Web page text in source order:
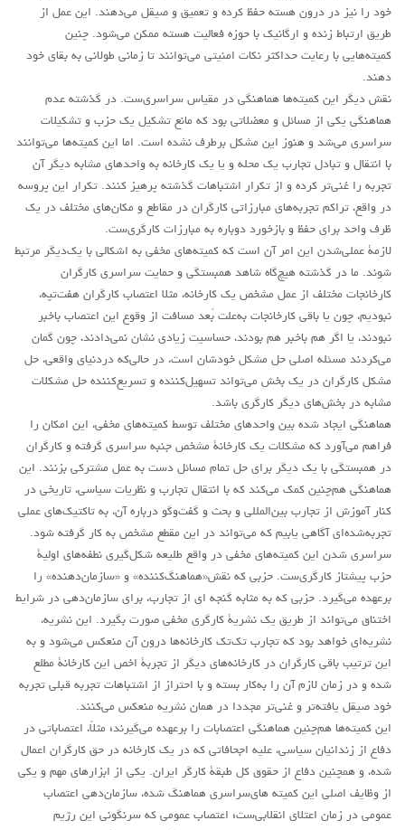
خود را نیز در درون هسته حفظ کرده و تعمیق و صیقل می‌دهند. این عمل از
طریق ارتباط زنده و ارگانیک با حوزه فعالیت هسته ممکن می‌شود. چنین
کمیته‌هایی با رعایت حداکثر نکات امنیتی می‌توانند تا زمانی طولانی به بقای خود
دهند.
نقش دیگر این کمیته‌ها هماهنگی در مقیاس سراسری‌ست. در گذشته عدم
هماهنگی یکی از مسائل و معضلاتی بود که مانع تشکیل یک حزب و تشکیلات
سراسری می‌شد و هنوز این مشکل برطرف نشده است. اما این کمیته‌ها می‌توانند
با انتقال و تبادل تجارب یک محله و یا یک کارخانه به واحدهای مشابه دیگر آن
تجربه را غنی‌تر کرده و از تکرار اشتباهات گذشته پرهیز کنند. تکرار این پروسه
در واقع، تراکم تجربه‌های مبارزاتی کارگران در مقاطع و مکان‌های مختلف در یک
ظرف واحد برای حفظ و بازخورد دوباره به مبارزات کارگری‌ست.
لازمۀ عملی‌شدن این امر آن است که کمیته‌های مخفی به اشکالی با یک‌دیگر مرتبط
شوند. ما در گذشته هیچ‌گاه شاهد همبستگی و حمایت سراسری کارگران
کارخانجات مختلف از عمل مشخص یک کارخانه، مثلا اعتصاب کارگران هفت‌تپه،
نبودیم، چون یا باقی کارخانجات به‌علت بُعد مسافت از وقوع این اعتصاب باخبر
نبودند، یا اگر هم باخبر هم بودند، حساسیت زیادی نشان نمی‌دادند، چون گمان
می‌کردند مسئله اصلی حل مشکل خودشان است، در حالی‌که دردنیای واقعی، حل
مشکل کارگران در یک بخش می‌تواند تسهیل‌کننده و تسریع‌کننده حل مشکلات
مشابه در بخش‌های دیگر کارگری‌ باشد.
هماهنگی ایجاد شده بین واحدهای مختلف توسط کمیته‌های مخفی، این امکان را
فراهم می‌آورد که مشکلات یک کارخانۀ مشخص جنبه سراسری گرفته و کارگران
در همبستگی با یک دیگر برای حل تمام مسائل دست به عمل مشترکی بزنند. این
هماهنگی هم‌چنین کمک می‌کند که با انتقال تجارب و نظریات سیاسی، تاریخی در
کنار آموزش از تجارب بین‌المللی و بحث و گفت‌وگو درباره آن، به تاکتیک‌های عملی
تجربه‌شده‌ای آگاهی یابیم که می‌تواند در این مقطع مشخص به کار گرفته شود.
سراسری شدن این کمیته‌های مخفی در واقع طلیعه شکل‌گیری نطفه‌های اولیۀ
حزب پیشتاز کارگری‌ست. حزبی که نقش«هماهنگ‌کننده» و «سازمان‌دهنده» را
برعهده می‌گیرد. حزبی که به مثابه گنجه ای از تجارب، برای سازمان‌دهی در شرایط
اختناق می‌تواند از طریق یک نشریۀ کارگری مخفی صورت بگیرد. این نشریه،
نشریه‌ای خواهد بود که تجارب تک‌تک کارخانه‌ها درون آن منعکس می‌شود و به
این ترتیب باقی کارگران در کارخانه‌های دیگر از تجربۀ اخص این کارخانۀ مطلع
شده و در زمان لازم آن را به‌کار بسته و با احتراز از اشتباهات تجربه قبلی تجربه
خود صیقل یافته‌تر و غنی‌تر مجددا در همان نشریه منعکس می‌کنند.
این کمیته‌ها هم‌چنین هماهنگی اعتصابات را برعهده می‌گیرند؛ مثلاً، اعتصاباتی در
دفاع از زندانیان سیاسی، علیه اجحافاتی که در یک کارخانه در حق کارگران اعمال
شده، و همچنین دفاع از حقوق کل طبقۀ کارگر ایران. یکی از ابزارهای مهم و یکی
از وظایف اصلی این کمیته های‌سراسری هماهنگ شده، سازمان‌دهی اعتصاب
عمومی در زمان اعتلای انقلابی‌ست؛ اعتصاب عمومی که سرنگونی این رژیم